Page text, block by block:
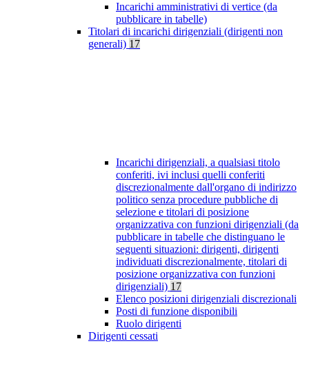
Incarichi amministrativi di vertice (da
pubblicare in tabelle)
Titolari di incarichi dirigenziali (dirigenti non
generali) 17
Incarichi dirigenziali, a qualsiasi titolo
conferiti, ivi inclusi quelli conferiti
discrezionalmente dall'organo di indirizzo
politico senza procedure pubbliche di
selezione e titolari di posizione
organizzativa con funzioni dirigenziali (da
pubblicare in tabelle che distinguano le
seguenti situazioni: dirigenti, dirigenti
individuati discrezionalmente, titolari di
posizione organizzativa con funzioni
dirigenziali) 17
Elenco posizioni dirigenziali discrezionali
Posti di funzione disponibili
Ruolo dirigenti
Dirigenti cessati